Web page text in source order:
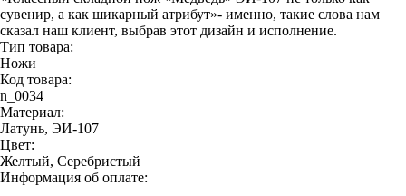
сувенир, а как шикарный атрибут»- именно, такие слова нам
сказал наш клиент, выбрав этот дизайн и исполнение.
Тип товара:
Ножи
Код товара:
n_0034
Материал:
Латунь, ЭИ-107
Цвет:
Желтый, Серебристый
Информация об оплате: